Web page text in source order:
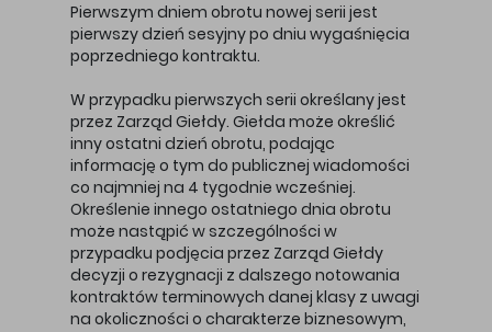
Pierwszym dniem obrotu nowej serii jest
pierwszy dzień sesyjny po dniu wygaśnięcia
poprzedniego kontraktu.
W przypadku pierwszych serii określany jest
przez Zarząd Giełdy. Giełda może określić
inny ostatni dzień obrotu, podając
informację o tym do publicznej wiadomości
co najmniej na 4 tygodnie wcześniej.
Określenie innego ostatniego dnia obrotu
może nastąpić w szczególności w
przypadku podjęcia przez Zarząd Giełdy
decyzji o rezygnacji z dalszego notowania
kontraktów terminowych danej klasy z uwagi
na okoliczności o charakterze biznesowym,